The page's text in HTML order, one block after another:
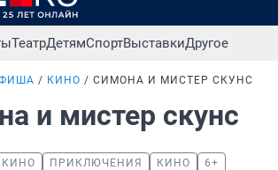
ТеатрДетямСпортВыставкиДругое
КИНО СИМОНА И МИСТЕР СКУНС
и мистер скунс
ПРИКЛЮЧЕНИЯ КИНО 6+